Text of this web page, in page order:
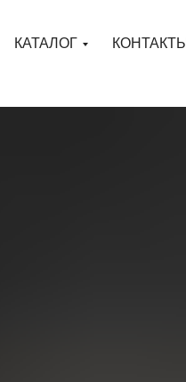
КАТАЛОГ КОНТАКТЫ